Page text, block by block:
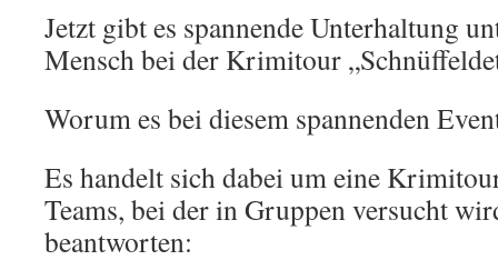
Jetzt gibt es spannende Unterhaltung
Mensch bei der Krimitour
Worum es bei diesem spannenden
Es handelt sich dabei um eine
Teams, bei der in Gruppen versucht
beantworten: